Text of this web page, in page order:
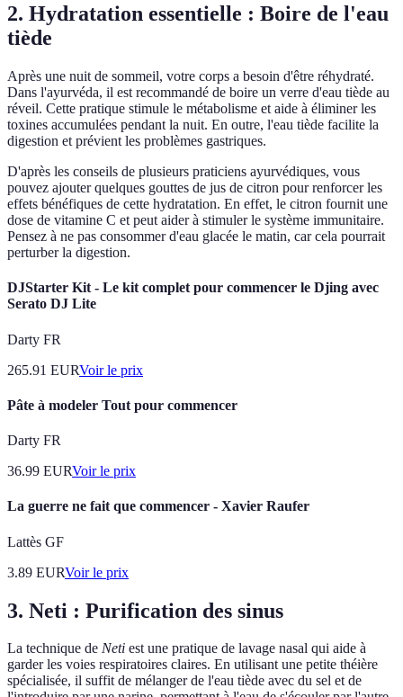
2. Hydratation essentielle : Boire de l'eau
tiède
Après une nuit de sommeil, votre corps a besoin d'être réhydraté.
Dans l'ayurvéda, il est recommandé de boire un verre d'eau tiède au
réveil. Cette pratique stimule le métabolisme et aide à éliminer les
toxines accumulées pendant la nuit. En outre, l'eau tiède facilite la
digestion et prévient les problèmes gastriques.
D'après les conseils de plusieurs praticiens ayurvédiques, vous
pouvez ajouter quelques gouttes de jus de citron pour renforcer les
effets bénéfiques de cette hydratation. En effet, le citron fournit une
dose de vitamine C et peut aider à stimuler le système immunitaire.
Pensez à ne pas consommer d'eau glacée le matin, car cela pourrait
perturber la digestion.
DJStarter Kit - Le kit complet pour commencer le Djing avec
Serato DJ Lite
Darty FR
265.91 EURVoir le prix
Pâte à modeler Tout pour commencer
Darty FR
36.99 EURVoir le prix
La guerre ne fait que commencer - Xavier Raufer
Lattès GF
3.89 EURVoir le prix
3. Neti : Purification des sinus
La technique de Neti est une pratique de lavage nasal qui aide à
garder les voies respiratoires claires. En utilisant une petite théière
spécialisée, il suffit de mélanger de l'eau tiède avec du sel et de